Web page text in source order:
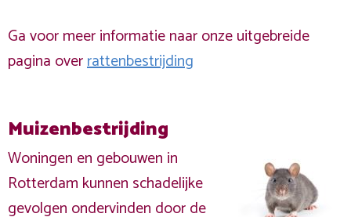
Ga voor meer informatie naar onze uitgebreide
pagina overrattenbestrijding
Muizenbestrijding
Woningen en gebouwen in
Rotterdam kunnen schadelijke
gevolgen ondervinden door de